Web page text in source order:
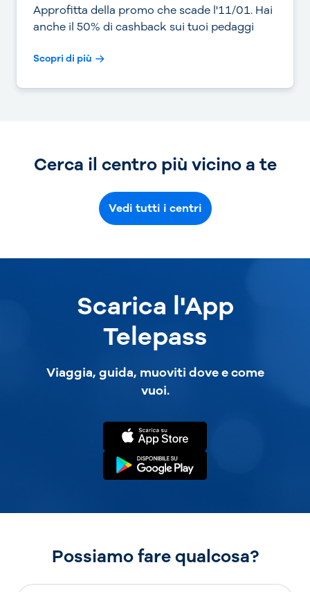
Approfitta della promo che scade l'11/01. Hai
anche il 50% di cashback sui tuoi pedaggi
Scopri di più
Cerca il centro più vicino a te
Vedi tutti i centri
Scarica l'App
Telepass
Viaggia, guida, muoviti dove e come
vuoi.
Possiamo fare qualcosa?